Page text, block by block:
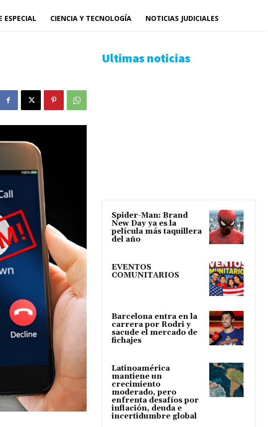
ESPECIAL CIENCIA Y TECNOLOGÍA NOTICIAS JUDICIALES
Ultimas noticias
Spider-Man: Brand
New Day ya es la
película más taquillera
del año
EVENTOS
COMUNITARIOS
Barcelona entra en la
carrera por Rodri y
sacude el mercado de
fichajes
Latinoamérica
mantiene un
crecimiento
moderado, pero
enfrenta desafíos por
inflación, deuda e
incertidumbre global